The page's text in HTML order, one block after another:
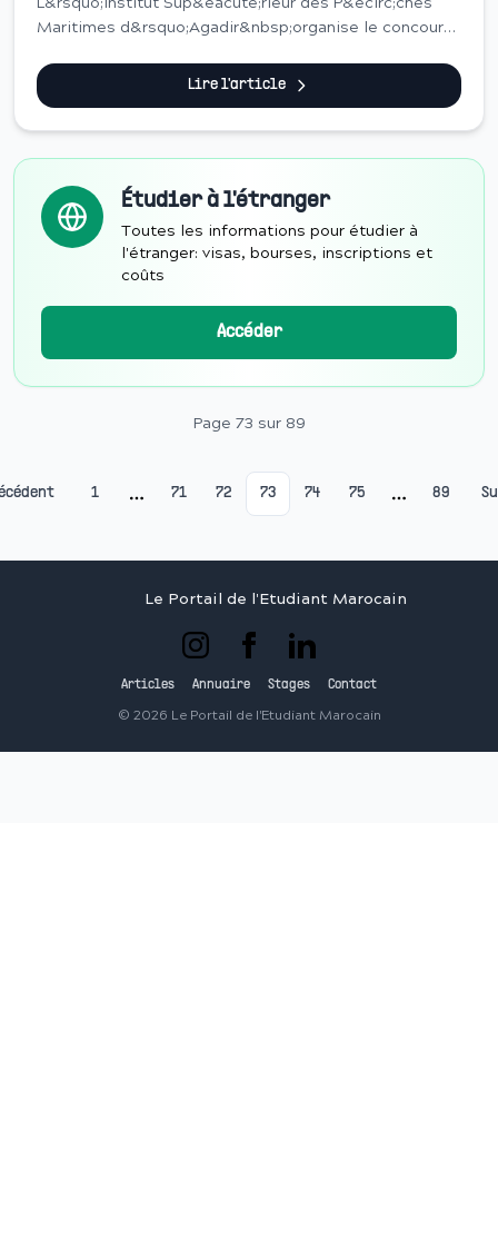
L&rsquo;Institut Sup&eacute;rieur des P&ecirc;ches
Maritimes d&rsquo;Agadir&nbsp;organise le concours
ann&eacute;e du cycle&nbsp;licence
professionnelle&nbsp;po...
Lire l'article
Étudier à l'étranger
Toutes les informations pour étudier à
l'étranger: visas, bourses, inscriptions et
coûts
Accéder
Page 73 sur 89
1 71 72 73 74 75 89
Le Portail de l'Etudiant Marocain
Articles Annuaire Stages Contact
© 2026 Le Portail de l'Etudiant Marocain